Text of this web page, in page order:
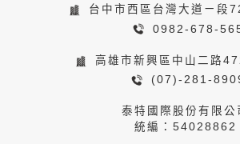
台中市西區台灣大道ㄧ段
0982-678-
高雄市新興區中山二路
(07)-281-
泰特國際股份有限公
統編：54028862